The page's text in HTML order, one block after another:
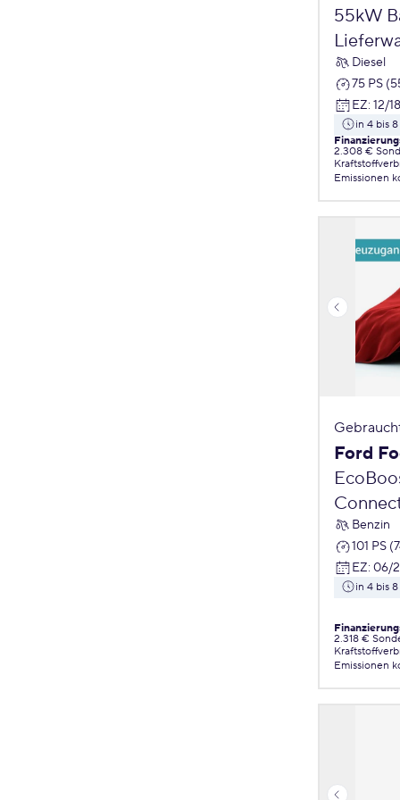
55kW
Diesel
75 PS
EZ: 12/18
in 4 bis
2.308 €
Emissionen
Ford
Benzin
101 PS
EZ: 06/
in 4 bis
2.318 €
Emissionen